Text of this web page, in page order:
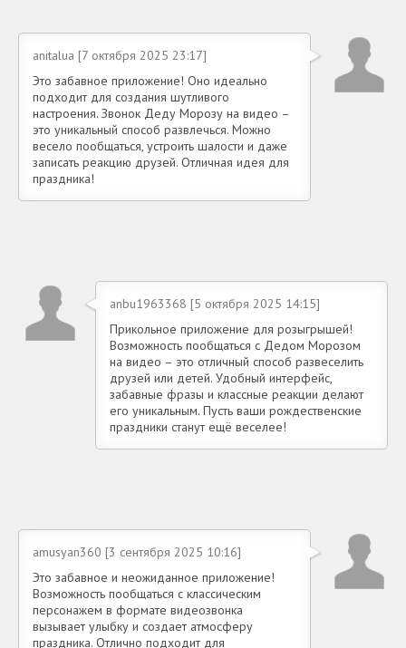
anitalua [7 октября 2025 23:17]
Это забавное приложение! Оно идеально
подходит для создания шутливого
настроения. Звонок Деду Морозу на видео –
это уникальный способ развлечься. Можно
весело пообщаться, устроить шалости и даже
записать реакцию друзей. Отличная идея для
праздника!
anbu1963368 [5 октября 2025 14:15]
Прикольное приложение для розыгрышей!
Возможность пообщаться с Дедом Морозом
на видео – это отличный способ развеселить
друзей или детей. Удобный интерфейс,
забавные фразы и классные реакции делают
его уникальным. Пусть ваши рождественские
праздники станут ещё веселее!
amusyan360 [3 сентября 2025 10:16]
Это забавное и неожиданное приложение!
Возможность пообщаться с классическим
персонажем в формате видеозвонка
вызывает улыбку и создает атмосферу
праздника. Отлично подходит для